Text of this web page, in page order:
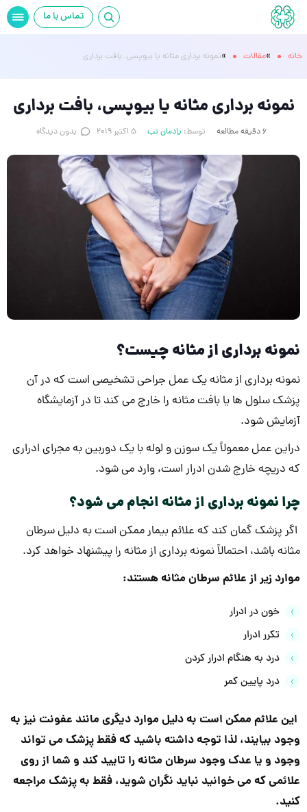
تماس با ما
خانه »مقالات »نمونه برداری مثانه یا بیوپسی، بافت برداری
نمونه برداری مثانه یا بیوپسی، بافت برداری
6 دقیقه مطالعه توسط: یادمان تب 5 اکتبر 2019 بدون دیدگاه
نمونه برداری از مثانه چیست؟
نمونه برداری از مثانه یک عمل جراحی تشخیصی است که در آن
پزشک سلول ها یا بافت مثانه را خارج می کند تا در آزمایشگاه
آزمایش شود.
دراین عمل معمولاً یک سوزن و لوله با یک دوربین به مجرای ادراری
که دریچه خارج شدن ادرار است، وارد می شود.
چرا نمونه برداری از مثانه انجام می شود؟
اگر پزشک گمان کند که علائم بیمار ممکن است به دلیل سرطان
مثانه باشد، احتمالاً نمونه برداری از مثانه را پیشنهاد خواهد کرد.
موارد زیر از علائم سرطان مثانه هستند:
خون در ادرار
تکرر ادرار
درد به هنگام ادرار کردن
درد پایین کمر
این علائم ممکن است به دلیل موارد دیگری مانند عفونت نیز به
وجود بیایند، لذا توجه داشته باشید که فقط پزشک می تواند
وجود و یا عدک وجود سرطان مثانه را تایید کند و شما از روی
علائمی که می خوانید نباید نگران شوید، فقط به پزشک مراجعه
کنید.